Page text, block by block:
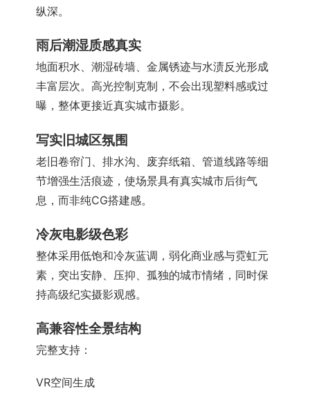
纵深。
雨后潮湿质感真实
地面积水、潮湿砖墙、金属锈迹与水渍反光形成
丰富层次。高光控制克制，不会出现塑料感或过
曝，整体更接近真实城市摄影。
写实旧城区氛围
老旧卷帘门、排水沟、废弃纸箱、管道线路等细
节增强生活痕迹，使场景具有真实城市后街气
息，而非纯CG搭建感。
冷灰电影级色彩
整体采用低饱和冷灰蓝调，弱化商业感与霓虹元
素，突出安静、压抑、孤独的城市情绪，同时保
持高级纪实摄影观感。
高兼容性全景结构
完整支持：
VR空间生成